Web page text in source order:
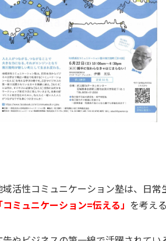
域活性コミュニケーション塾は、日
「コミュニケーション=伝える」 を考え